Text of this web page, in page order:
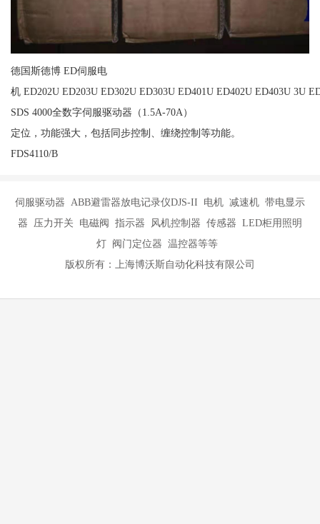
德国斯德博 ED伺服电
机 ED202U ED203U ED302U ED303U ED401U ED402U ED403U 3U
SDS 4000全数字伺服驱动器（1.5A-70A）
定位，功能强大，包括同步控制、缠绕控制等功能。
FDS4110/B
伺服驱动器 ABB避雷器放电记录仪DJS-II 电机 减速机 带电显示
器 压力开关 电磁阀 指示器 风机控制器 传感器 LED柜用照明
灯 阀门定位器 温控器等等
版权所有：上海博沃斯自动化科技有限公司